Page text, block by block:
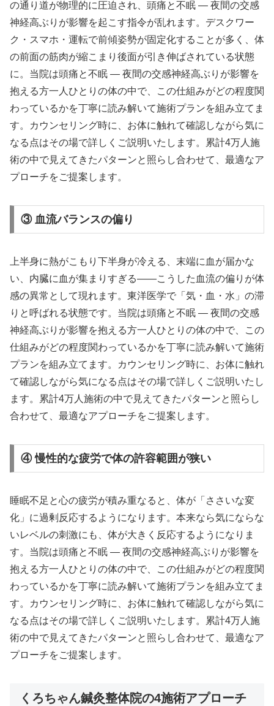
の通り道が物理的に圧迫され、頭痛と不眠 ― 夜間の交感
神経高ぶりが影響を起こす指令が乱れます。デスクワー
ク・スマホ・運転で前傾姿勢が固定化することが多く、体
の前面の筋肉が縮こまり後面が引き伸ばされている状態
に。当院は頭痛と不眠 ― 夜間の交感神経高ぶりが影響を
抱える方一人ひとりの体の中で、この仕組みがどの程度関
わっているかを丁寧に読み解いて施術プランを組み立てま
す。カウンセリング時に、お体に触れて確認しながら気に
なる点はその場で詳しくご説明いたします。累計4万人施
術の中で見えてきたパターンと照らし合わせて、最適なア
プローチをご提案します。
③ 血流バランスの偏り
上半身に熱がこもり下半身が冷える、末端に血が届かな
い、内臓に血が集まりすぎる——こうした血流の偏りが体
感の異常として現れます。東洋医学で「気・血・水」の滞
りと呼ばれる状態です。当院は頭痛と不眠 ― 夜間の交感
神経高ぶりが影響を抱える方一人ひとりの体の中で、この
仕組みがどの程度関わっているかを丁寧に読み解いて施術
プランを組み立てます。カウンセリング時に、お体に触れ
て確認しながら気になる点はその場で詳しくご説明いたし
ます。累計4万人施術の中で見えてきたパターンと照らし
合わせて、最適なアプローチをご提案します。
④ 慢性的な疲労で体の許容範囲が狭い
睡眠不足と心の疲労が積み重なると、体が「ささいな変
化」に過剰反応するようになります。本来なら気にならな
いレベルの刺激にも、体が大きく反応するようになりま
す。当院は頭痛と不眠 ― 夜間の交感神経高ぶりが影響を
抱える方一人ひとりの体の中で、この仕組みがどの程度関
わっているかを丁寧に読み解いて施術プランを組み立てま
す。カウンセリング時に、お体に触れて確認しながら気に
なる点はその場で詳しくご説明いたします。累計4万人施
術の中で見えてきたパターンと照らし合わせて、最適なア
プローチをご提案します。
くろちゃん鍼灸整体院の4施術アプローチ